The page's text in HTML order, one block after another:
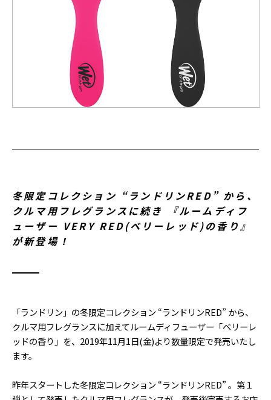
冬限定コレクション “ランドリンRED” から、
クルマ用フレグランスに続き 『ルームディフ
ューザー VERY RED(ベリーレッド)の香り』
が新登場！
「ランドリン」の冬限定コレクション “ランドリンRED” から、
クルマ用フレグランスに加えてルームディフューザー「ベリーレ
ッドの香り」を、2019年11月1日(金)より数量限定で発売いたし
ます。
昨年スタートした冬限定コレクション “ランドリンRED” 。第１